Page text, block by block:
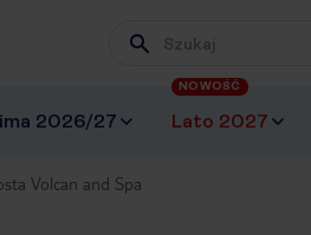
Wpisz frazę, której
2026/27 Lato 2027
NOWOŚĆ
Volcan and Spa